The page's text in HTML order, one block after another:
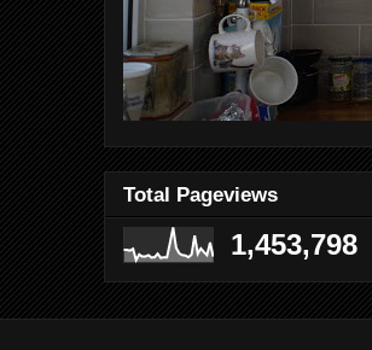
Total Pageviews
1,453,798